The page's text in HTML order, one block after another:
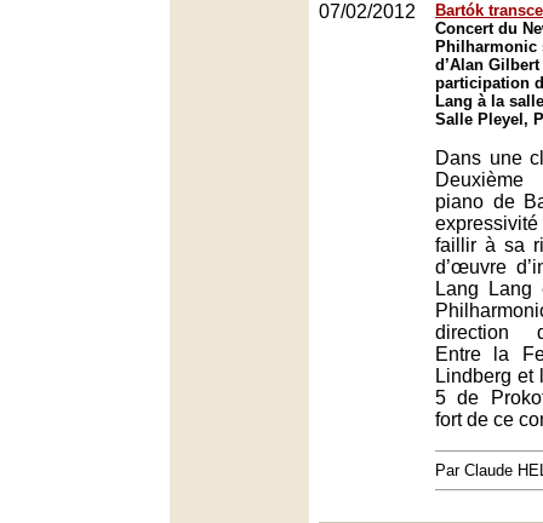
07/02/2012
Bartók
Concert du
Philharmonic
d’Alan
participation
Lang à la
Salle Pleyel,
Dans une
Deuxième
piano de
faillir à sa
d’œuvre
Lang
direction
Entre la
Lindberg et
5 de
fort de ce
Par Claude